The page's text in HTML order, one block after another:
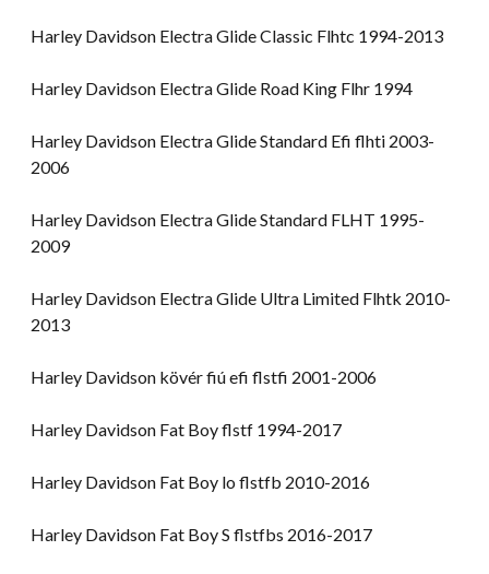
Harley Davidson Electra Glide Classic Flhtc 1994-2013
Harley Davidson Electra Glide Road King Flhr 1994
Harley Davidson Electra Glide Standard Efi flhti 2003-
2006
Harley Davidson Electra Glide Standard FLHT 1995-
2009
Harley Davidson Electra Glide Ultra Limited Flhtk 2010-
2013
Harley Davidson kövér fiú efi flstfi 2001-2006
Harley Davidson Fat Boy flstf 1994-2017
Harley Davidson Fat Boy lo flstfb 2010-2016
Harley Davidson Fat Boy S flstfbs 2016-2017